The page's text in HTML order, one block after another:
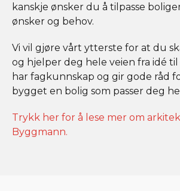
kanskje ønsker du å tilpasse
ønsker og behov.
Vi vil gjøre vårt ytterste for at du
og hjelper deg hele veien fra idé til
har fagkunnskap og gir gode råd
bygget en bolig som passer deg
Trykk her for å lese mer om
Byggmann.